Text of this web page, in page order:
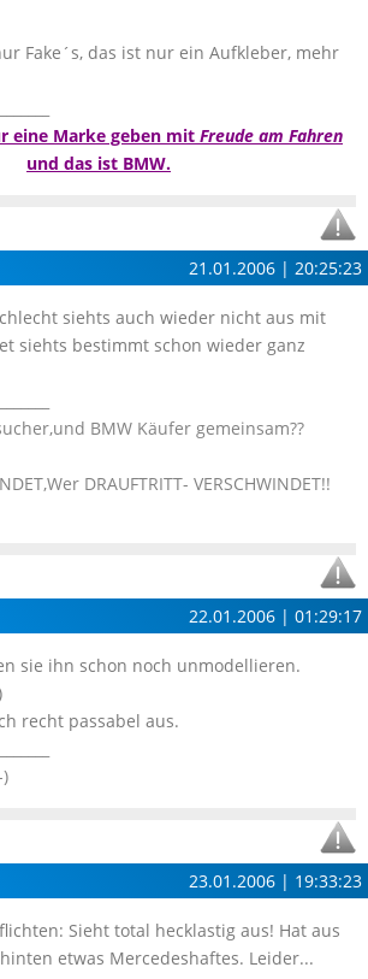
Fake´s, das ist nur ein Aufkleber, mehr
eine Marke geben mit Freude am Fahren
und das ist BMW.
21.01.2006 | 20:25:23
siehts auch wieder nicht aus mit
siehts bestimmt schon wieder ganz
BMW Käufer gemeinsam??
DRAUFTRITT- VERSCHWINDET!!
22.01.2006 | 01:29:17
sie ihn schon noch unmodellieren.
recht passabel aus.
23.01.2006 | 19:33:23
Sieht total hecklastig aus! Hat aus
etwas Mercedeshaftes. Leider...